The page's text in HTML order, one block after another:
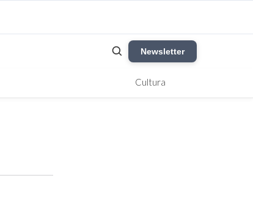
Newsletter
Cultura